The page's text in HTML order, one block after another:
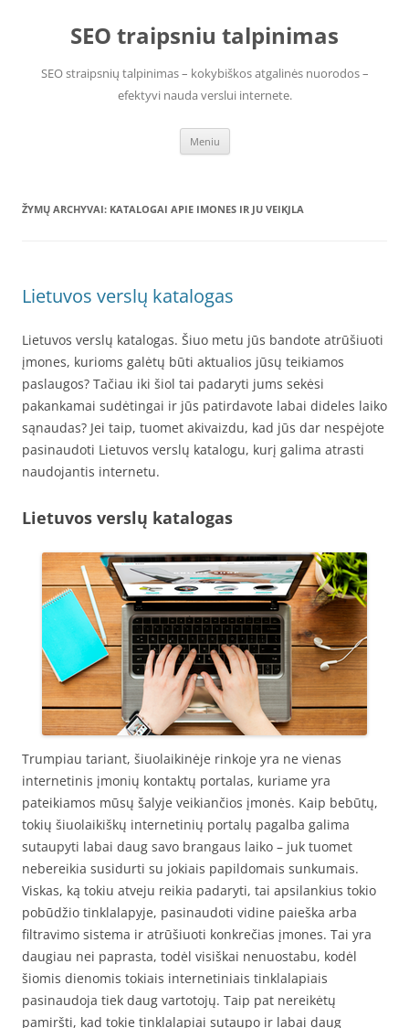
SEO traipsniu talpinimas
SEO straipsnių talpinimas – kokybiškos atgalinės nuorodos –
efektyvi nauda verslui internete.
Meniu
ŽYMŲ ARCHYVAI: KATALOGAI APIE IMONES IR JU VEIKJLA
Lietuvos verslų katalogas
Lietuvos verslų katalogas. Šiuo metu jūs bandote atrūšiuoti
įmones, kurioms galėtų būti aktualios jūsų teikiamos
paslaugos? Tačiau iki šiol tai padaryti jums sekėsi
pakankamai sudėtingai ir jūs patirdavote labai dideles laiko
sąnaudas? Jei taip, tuomet akivaizdu, kad jūs dar nespėjote
pasinaudoti Lietuvos verslų katalogu, kurį galima atrasti
naudojantis internetu.
Lietuvos verslų katalogas
Trumpiau tariant, šiuolaikinėje rinkoje yra ne vienas
internetinis įmonių kontaktų portalas, kuriame yra
pateikiamos mūsų šalyje veikiančios įmonės. Kaip bebūtų,
tokių šiuolaikiškų internetinių portalų pagalba galima
sutaupyti labai daug savo brangaus laiko – juk tuomet
nebereikia susidurti su jokiais papildomais sunkumais.
Viskas, ką tokiu atveju reikia padaryti, tai apsilankius tokio
pobūdžio tinklalapyje, pasinaudoti vidine paieška arba
filtravimo sistema ir atrūšiuoti konkrečias įmones. Tai yra
daugiau nei paprasta, todėl visiškai nenuostabu, kodėl
šiomis dienomis tokiais internetiniais tinklalapiais
pasinaudoja tiek daug vartotojų. Taip pat nereikėtų
pamiršti, kad tokie tinklalapiai sutaupo ir labai daug